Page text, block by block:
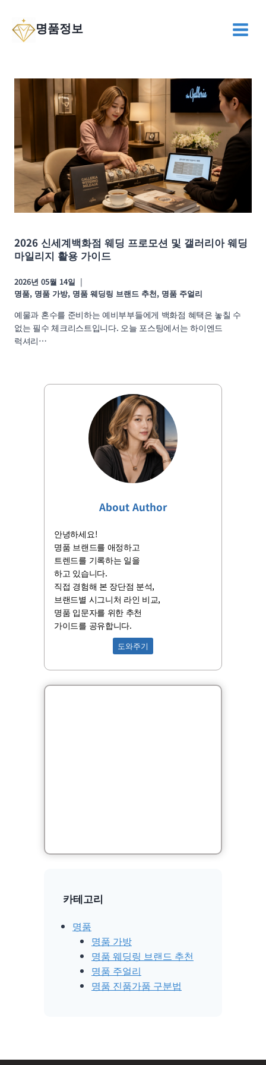
content명품정보
2026 신세계백화점 웨딩 프로모션 및 갤러리아 웨딩
마일리지 활용 가이드
2026년 05월 14일
명품, 명품 가방, 명품 웨딩링 브랜드 추천, 명품 주얼리
예물과 혼수를 준비하는 예비부부들에게 백화점 혜택은 놓칠 수
없는 필수 체크리스트입니다. 오늘 포스팅에서는 하이엔드
럭셔리…
About Author
안녕하세요!
명품 브랜드를 애정하고
트렌드를 기록하는 일을
하고 있습니다.
직접 경험해 본 장단점 분석,
브랜드별 시그니처 라인 비교,
명품 입문자를 위한 추천
가이드를 공유합니다.
도와주기
카테고리
명품
명품 가방
명품 웨딩링 브랜드 추천
명품 주얼리
명품 진품가품 구분법